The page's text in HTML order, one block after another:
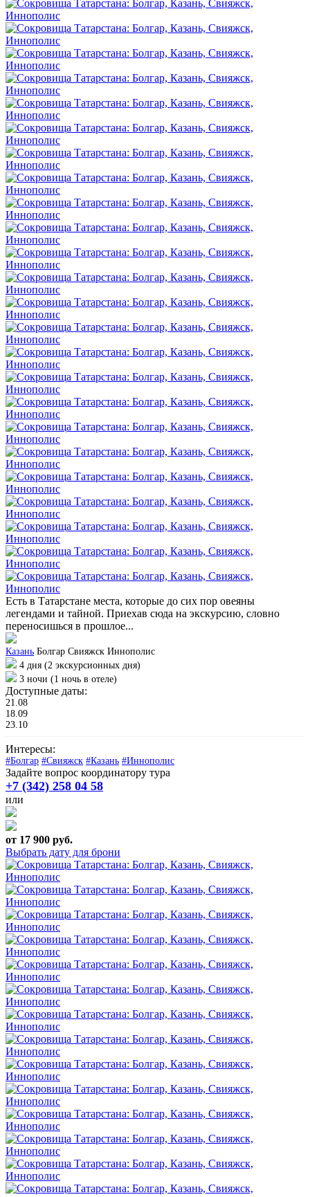
Есть в Татарстане места, которые до сих пор овеяны
легендами и тайной. Приехав сюда на экскурсию, словно
переносишься в прошлое...
Казань Болгар Свияжск Иннополис
4 дня (2 экскурсионных дня)
3 ночи (1 ночь в отеле)
Доступные даты:
21.08
18.09
23.10
Интересы:
#Болгар #Свияжск #Казань #Иннополис
Задайте вопрос координатору тура
+7 (342) 258 04 58
или
от 17 900 руб.
Выбрать дату для брони